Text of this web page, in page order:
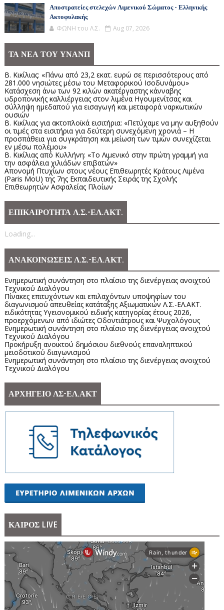
Αποστρατείες στελεχών Λιμενικού Σώματος - Ελληνικής
Ακτοφυλακής
ΦΩΝΗ του Λ.Σ. Aug 07, 2026
ΤΑ ΝΕΑ ΤΟΥ ΥΝΑΝΠ
Β. Κικίλιας: «Πάνω από 23,2 εκατ. ευρώ σε περισσότερους από
281.000 νησιώτες μέσω του Μεταφορικού Ισοδυνάμου»
Κατάσχεση άνω των 92 κιλών ακατέργαστης κάνναβης
υδροπονικής καλλιέργειας στον λιμένα Ηγουμενίτσας και
σύλληψη ημεδαπού για εισαγωγή και μεταφορά ναρκωτικών
ουσιών
Β. Κικίλιας για ακτοπλοϊκά εισιτήρια: «Πετύχαμε να μην αυξηθούν
οι τιμές στα εισιτήρια για δεύτερη συνεχόμενη χρονιά – Η
προσπάθεια για συγκράτηση και μείωση των τιμών συνεχίζεται
εν μέσω πολέμου»
Β. Κικίλιας από Κυλλήνη: «Το Λιμενικό στην πρώτη γραμμή για
την ασφάλεια χιλιάδων επιβατών»
Απονομή Πτυχίων στους νέους Επιθεωρητές Κράτους Λιμένα
(Paris MoU) της 7ης Εκπαιδευτικής Σειράς της Σχολής
Επιθεωρητών Ασφαλείας Πλοίων
ΕΠΙΚΑΙΡΟΤΗΤΑ Λ.Σ.-ΕΛ.ΑΚΤ.
Loading...
ΑΝΑΚΟΙΝΩΣΕΙΣ Λ.Σ.-ΕΛ.ΑΚΤ.
Ενημερωτική συνάντηση στο πλαίσιο της διενέργειας ανοιχτού
Τεχνικού Διαλόγου
Πίνακες επιτυχόντων και επιλαχόντων υποψηφίων του
διαγωνισμού απευθείας κατάταξης Αξιωματικών Λ.Σ.-ΕΛ.ΑΚΤ.
ειδικότητας Υγειονομικού ειδικής κατηγορίας έτους 2026,
προερχόμενων από ιδιώτες Οδοντιάτρους και Ψυχολόγους
Ενημερωτική συνάντηση στο πλαίσιο της διενέργειας ανοιχτού
Τεχνικού Διαλόγου
Προκήρυξη ανοικτού δημόσιου διεθνούς επαναληπτικού
μειοδοτικού διαγωνισμού
Ενημερωτική συνάντηση στο πλαίσιο της διενέργειας ανοιχτού
Τεχνικού Διαλόγου
ΑΡΧΗΓΕΙΟ ΛΣ-ΕΛ.ΑΚΤ
ΚΑΙΡΟΣ LIVE